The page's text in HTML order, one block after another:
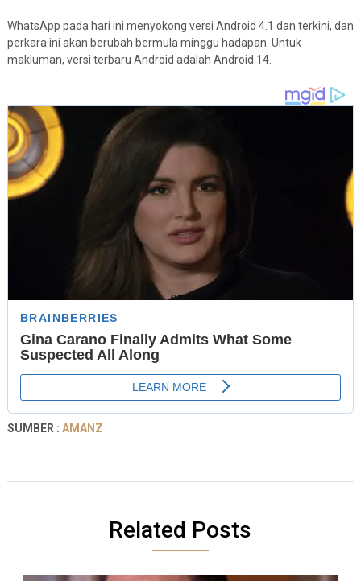
WhatsApp pada hari ini menyokong versi Android 4.1 dan terkini, dan
perkara ini akan berubah bermula minggu hadapan. Untuk
makluman, versi terbaru Android adalah Android 14.
SUMBER : AMANZ
Related Posts